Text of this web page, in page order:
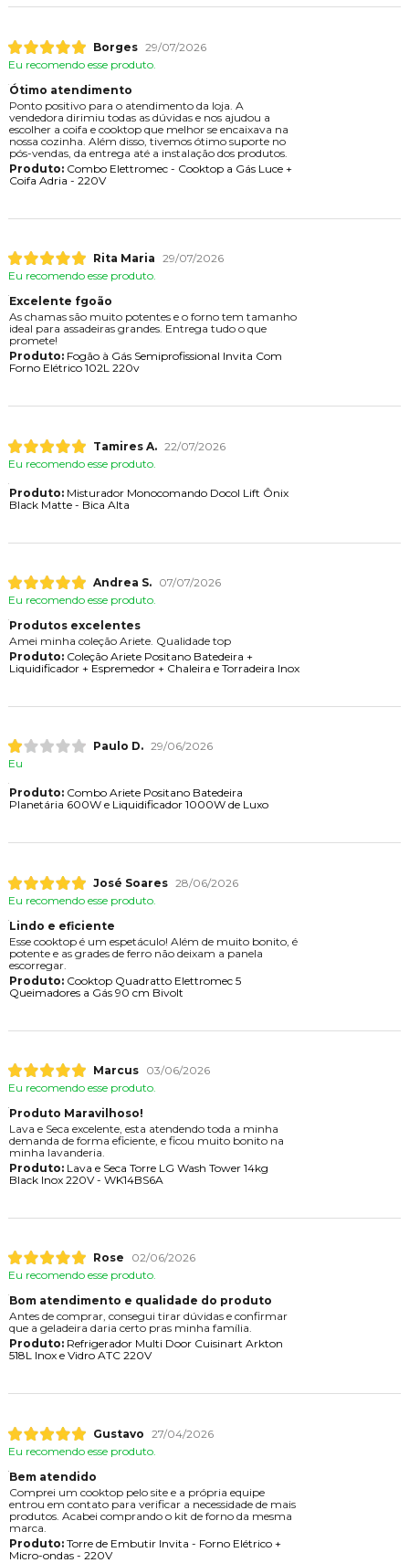
Borges 29/07/2026
Eu recomendo esse produto.
Ótimo atendimento
Ponto positivo para o atendimento da loja. A
vendedora dirimiu todas as dúvidas e nos ajudou a
escolher a coifa e cooktop que melhor se encaixava na
nossa cozinha. Além disso, tivemos ótimo suporte no
pós-vendas, da entrega até a instalação dos produtos.
Produto:Combo Elettromec - Cooktop a Gás Luce +
Coifa Adria - 220V
Rita Maria 29/07/2026
Eu recomendo esse produto.
Excelente fgoão
As chamas são muito potentes e o forno tem tamanho
ideal para assadeiras grandes. Entrega tudo o que
promete!
Produto:Fogão à Gás Semiprofissional Invita Com
Forno Elétrico 102L 220v
Tamires A. 22/07/2026
Eu recomendo esse produto.
Produto:Misturador Monocomando Docol Lift Ônix
Black Matte - Bica Alta
Andrea S.
07/07/2026
Eu recomendo esse produto.
Produtos excelentes
Amei minha coleção Ariete. Qualidade top
Produto:Coleção Ariete Positano Batedeira +
Liquidificador + Espremedor + Chaleira e Torradeira Inox
Paulo D. 29/06/2026
Eu
Produto:Combo Ariete Positano Batedeira
Planetária 600W e Liquidificador 1000W de Luxo
José Soares 28/06/2026
Eu recomendo esse produto.
Lindo e eficiente
Esse cooktop é um espetáculo! Além de muito bonito, é
potente e as grades de ferro não deixam a panela
escorregar.
Produto:Cooktop Quadratto Elettromec 5
Queimadores a Gás 90 cm Bivolt
Marcus
03/06/2026
Eu recomendo esse produto.
Produto Maravilhoso!
Lava e Seca excelente, esta atendendo toda a minha
demanda de forma eficiente, e ficou muito bonito na
minha lavanderia.
Produto:Lava e Seca Torre LG Wash Tower 14kg
Black Inox 220V - WK14BS6A
Rose
02/06/2026
Eu recomendo esse produto.
Bom atendimento e qualidade do produto
Antes de comprar, consegui tirar dúvidas e confirmar
que a geladeira daria certo pras minha família.
Produto:Refrigerador Multi Door Cuisinart Arkton
518L Inox e Vidro ATC 220V
Gustavo 27/04/2026
Eu recomendo esse produto.
Bem atendido
Comprei um cooktop pelo site e a própria equipe
entrou em contato para verificar a necessidade de mais
produtos. Acabei comprando o kit de forno da mesma
marca.
Produto:Torre de Embutir Invita - Forno Elétrico +
Micro-ondas - 220V